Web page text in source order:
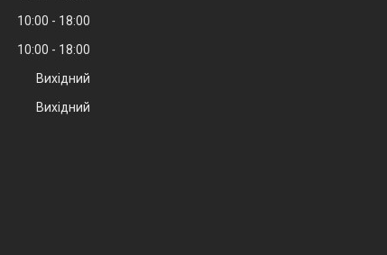
10:00
18:00
10:00
18:00
Вихідний
Вихідний